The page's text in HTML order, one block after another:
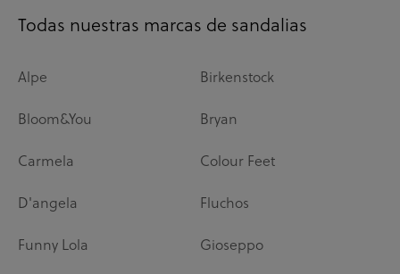
Todas nuestras marcas de sandalias
Alpe Birkenstock
Bloom&You Bryan
Carmela Colour Feet
D'angela Fluchos
Funny Lola Gioseppo